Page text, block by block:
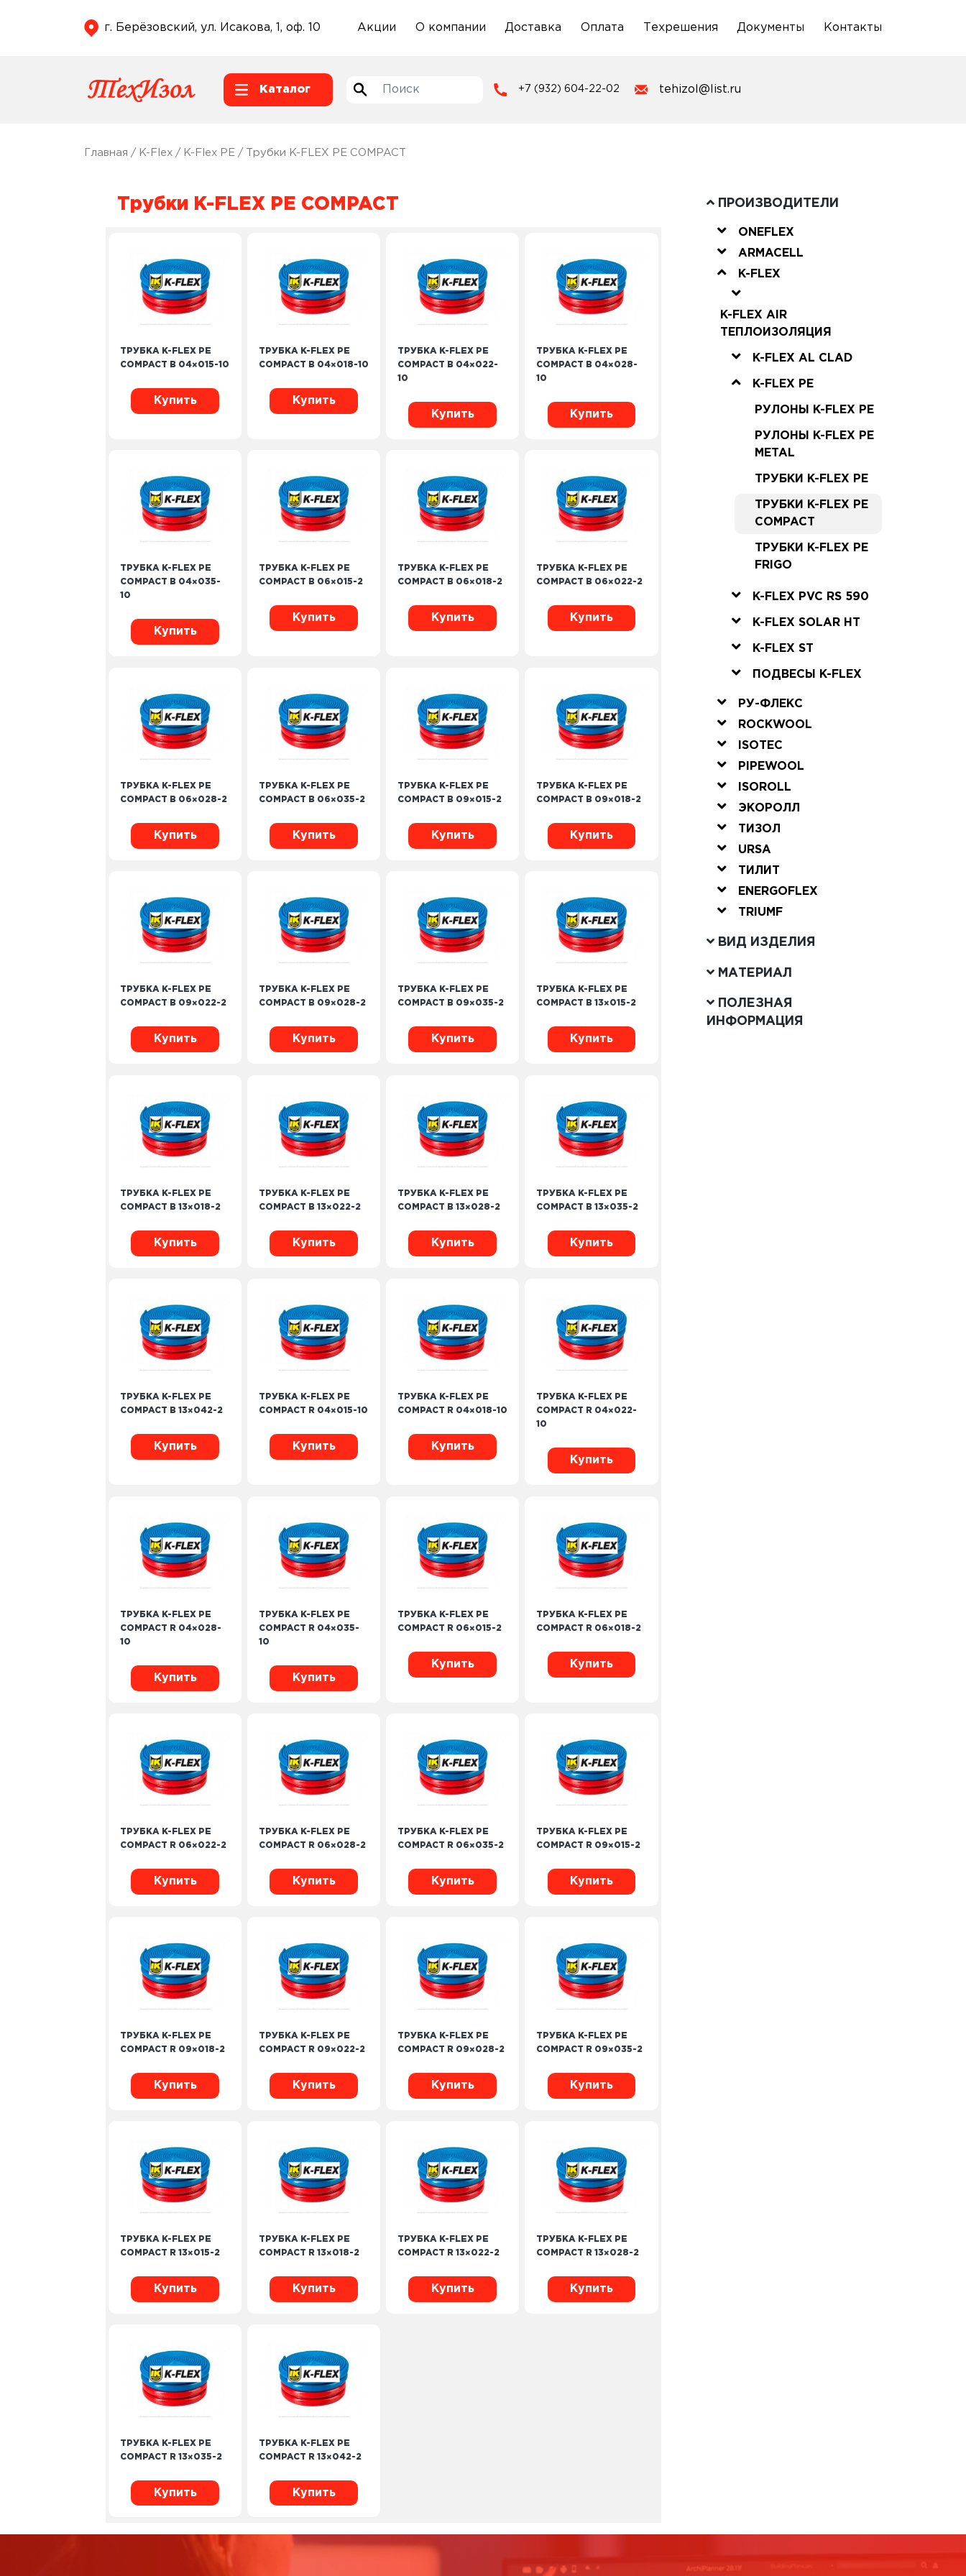
г. Берёзовский, ул. Исакова, 1, оф. 10 Акции О компании Доставка Оплата Техрешения Документы Контакты
Каталог +7 (932) 604-22-02 tehizol@list.ru
Главная / K-Flex / K-Flex PE / Трубки K-FLEX PE COMPACT
Трубки K-FLEX PE COMPACT
ТРУБКА K-FLEX PE
COMPACT B 04×015-10
Купить
ТРУБКА K-FLEX PE
COMPACT B 04×018-10
Купить
ТРУБКА K-FLEX PE
COMPACT B 04×022-
10
Купить
ТРУБКА K-FLEX PE
COMPACT B 04×028-
10
Купить
ТРУБКА K-FLEX PE
COMPACT B 04×035-
10
Купить
ТРУБКА K-FLEX PE
COMPACT B 06×015-2
Купить
ТРУБКА K-FLEX PE
COMPACT B 06×018-2
Купить
ТРУБКА K-FLEX PE
COMPACT B 06×022-2
Купить
ТРУБКА K-FLEX PE
COMPACT B 06×028-2
Купить
ТРУБКА K-FLEX PE
COMPACT B 06×035-2
Купить
ТРУБКА K-FLEX PE
COMPACT B 09×015-2
Купить
ТРУБКА K-FLEX PE
COMPACT B 09×018-2
Купить
ТРУБКА K-FLEX PE
COMPACT B 09×022-2
Купить
ТРУБКА K-FLEX PE
COMPACT B 09×028-2
Купить
ТРУБКА K-FLEX PE
COMPACT B 09×035-2
Купить
ТРУБКА K-FLEX PE
COMPACT B 13×015-2
Купить
ТРУБКА K-FLEX PE
COMPACT B 13×018-2
Купить
ТРУБКА K-FLEX PE
COMPACT B 13×022-2
Купить
ТРУБКА K-FLEX PE
COMPACT B 13×028-2
Купить
ТРУБКА K-FLEX PE
COMPACT B 13×035-2
Купить
ТРУБКА K-FLEX PE
COMPACT B 13×042-2
Купить
ТРУБКА K-FLEX PE
COMPACT R 04×015-10
Купить
ТРУБКА K-FLEX PE
COMPACT R 04×018-10
Купить
ТРУБКА K-FLEX PE
COMPACT R 04×022-
10
Купить
ТРУБКА K-FLEX PE
COMPACT R 04×028-
10
Купить
ТРУБКА K-FLEX PE
COMPACT R 04×035-
10
Купить
ТРУБКА K-FLEX PE
COMPACT R 06×015-2
Купить
ТРУБКА K-FLEX PE
COMPACT R 06×018-2
Купить
ТРУБКА K-FLEX PE
COMPACT R 06×022-2
Купить
ТРУБКА K-FLEX PE
COMPACT R 06×028-2
Купить
ТРУБКА K-FLEX PE
COMPACT R 06×035-2
Купить
ТРУБКА K-FLEX PE
COMPACT R 09×015-2
Купить
ТРУБКА K-FLEX PE
COMPACT R 09×018-2
Купить
ТРУБКА K-FLEX PE
COMPACT R 09×022-2
Купить
ТРУБКА K-FLEX PE
COMPACT R 09×028-2
Купить
ТРУБКА K-FLEX PE
COMPACT R 09×035-2
Купить
ТРУБКА K-FLEX PE
COMPACT R 13×015-2
Купить
ТРУБКА K-FLEX PE
COMPACT R 13×018-2
Купить
ТРУБКА K-FLEX PE
COMPACT R 13×022-2
Купить
ТРУБКА K-FLEX PE
COMPACT R 13×028-2
Купить
ТРУБКА K-FLEX PE
COMPACT R 13×035-2
Купить
ТРУБКА K-FLEX PE
COMPACT R 13×042-2
Купить
ПРОИЗВОДИТЕЛИ
ONEFLEX
ARMACELL
K-FLEX
K-FLEX AIR
ТЕПЛОИЗОЛЯЦИЯ
K-FLEX AL CLAD
K-FLEX PE
РУЛОНЫ K-FLEX PE
РУЛОНЫ K-FLEX PE
METAL
ТРУБКИ K-FLEX PE
ТРУБКИ K-FLEX PE
COMPACT
ТРУБКИ K-FLEX PE
FRIGO
K-FLEX PVC RS 590
K-FLEX SOLAR HT
K-FLEX ST
ПОДВЕСЫ K-FLEX
РУ-ФЛЕКС
ROCKWOOL
ISOTEC
PIPEWOOL
ISOROLL
ЭКОРОЛЛ
ТИЗОЛ
URSA
ТИЛИТ
ENERGOFLEX
TRIUMF
ВИД ИЗДЕЛИЯ
МАТЕРИАЛ
ПОЛЕЗНАЯ
ИНФОРМАЦИЯ